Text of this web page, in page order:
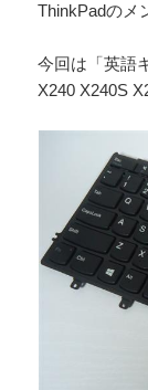
ThinkPadのメ
今回は「英語
X240 X240S